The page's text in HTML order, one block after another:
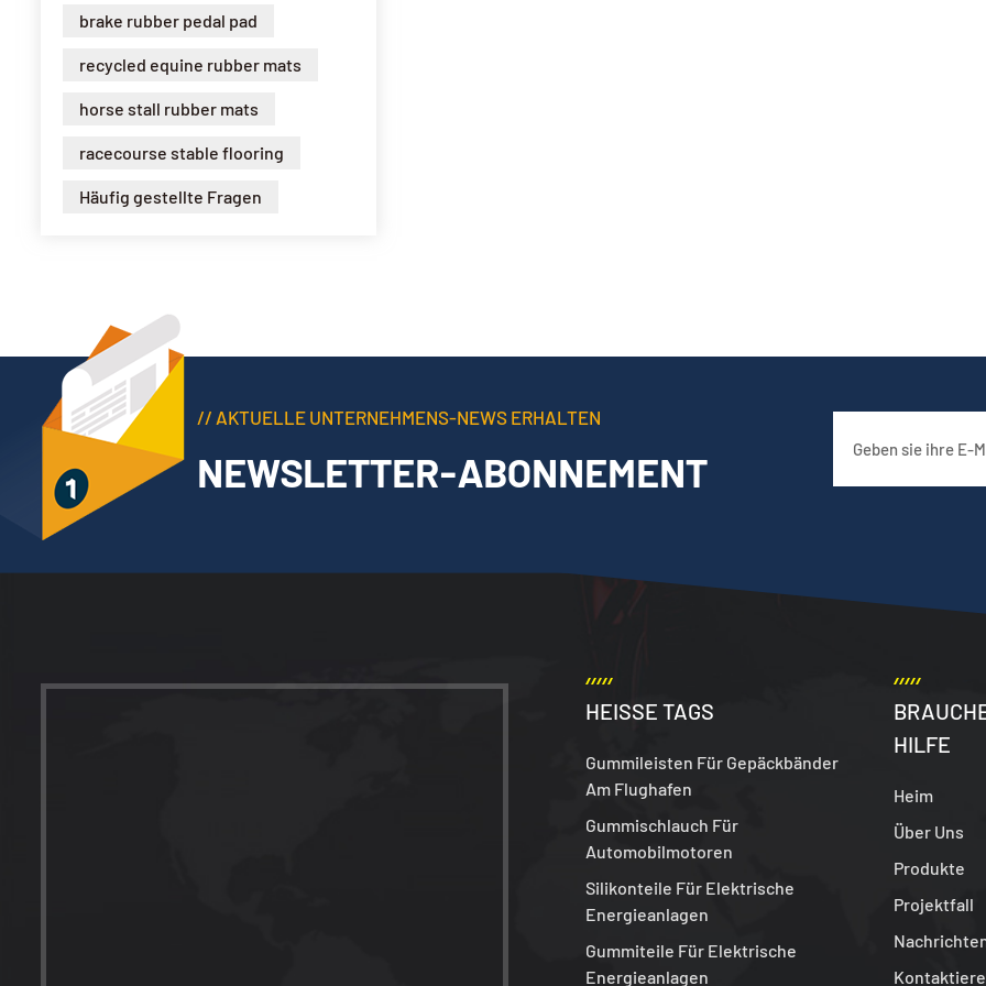
brake rubber pedal pad
recycled equine rubber mats
horse stall rubber mats
racecourse stable flooring
Häufig gestellte Fragen
// AKTUELLE UNTERNEHMENS-NEWS ERHALTEN
NEWSLETTER-ABONNEMENT
HEISSE TAGS
Gummileisten Für Gepäckbänder
Am Flughafen
Gummischlauch Für
Automobilmotoren
Silikonteile Für Elektrische
Energieanlagen
Gummiteile Für Elektrische
Energieanlagen
HILFE
Heim
Über Uns
Produkte
Projektfall